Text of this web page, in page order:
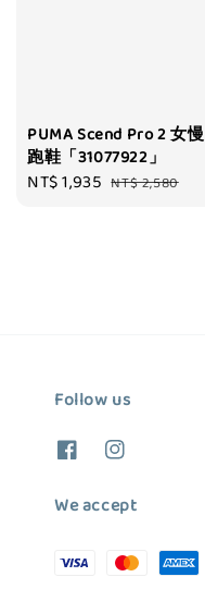
PUMA Scend Pro 2 女慢
跑鞋「31077922」
Sale
NT$ 1,935 Regular
NT$ 2,580
Follow us
We accept